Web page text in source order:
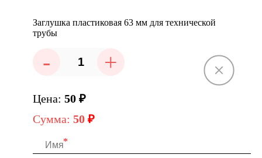
Заглушка пластиковая 63 мм для технической
трубы
- +
Цена: 50 ₽
Сумма: 50 ₽